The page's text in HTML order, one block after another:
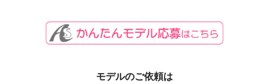
モデルのご依頼は